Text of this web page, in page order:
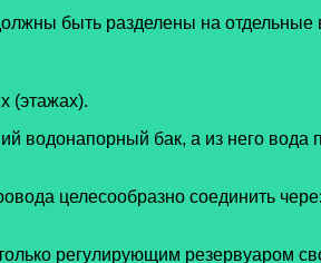
быть разделены на отдельные
(этажах).
водонапорный бак, а из него вода
целесообразно соединить
регулирующим резервуаром